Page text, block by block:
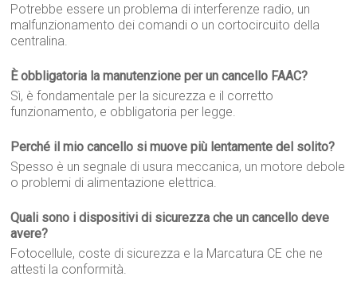
Potrebbe essere un problema di interferenze radio, un
malfunzionamento dei comandi o un cortocircuito della
centralina.
È obbligatoria la manutenzione per un cancello FAAC?
Sì, è fondamentale per la sicurezza e il corretto
funzionamento, e obbligatoria per legge.
Perché il mio cancello si muove più lentamente del solito?
Spesso è un segnale di usura meccanica, un motore debole
o problemi di alimentazione elettrica.
Quali sono i dispositivi di sicurezza che un cancello deve
avere?
Fotocellule, coste di sicurezza e la Marcatura CE che ne
attesti la conformità.